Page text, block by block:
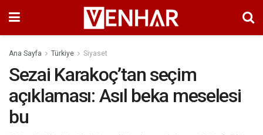
Ana Sayfa Türkiye Siyaset
Sezai Karakoç’tan seçim
açıklaması: Asıl beka meselesi
bu